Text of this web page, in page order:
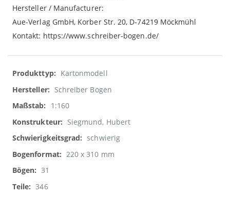
Hersteller / Manufacturer:
Aue-Verlag GmbH, Korber Str. 20, D-74219 Möckmühl
Kontakt: https://www.schreiber-bogen.de/
Weitere
Informationen
Kartonmodell
Schreiber Bogen
1:160
Siegmund, Hubert
schwierig
220 x 310 mm
31
346